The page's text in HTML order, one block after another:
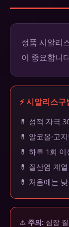
정품 시알리
이 중요합니
⚡ 시알리스
💊 성적 자극
💊 알코올·고
💊 하루 1회
💊 질산염 계
💊 처음에는
⚠️ 주의: 심장